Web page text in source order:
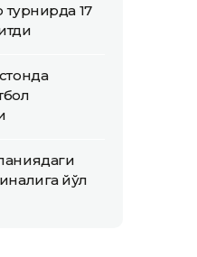
турнирда 17
йўл